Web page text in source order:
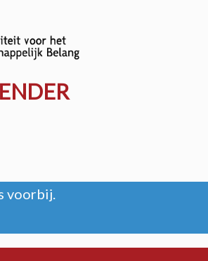
kalender.be
voorbij.